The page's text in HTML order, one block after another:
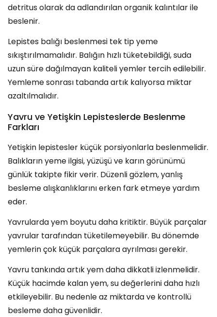
detritus olarak da adlandırılan organik kalıntılar ile
beslenir.
Lepistes balığı beslenmesi tek tip yeme
sıkıştırılmamalıdır. Balığın hızlı tüketebildiği, suda
uzun süre dağılmayan kaliteli yemler tercih edilebilir.
Yemleme sonrası tabanda artık kalıyorsa miktar
azaltılmalıdır.
Yavru ve Yetişkin Lepisteslerde Beslenme
Farkları
Yetişkin lepistesler küçük porsiyonlarla beslenmelidir.
Balıkların yeme ilgisi, yüzüşü ve karın görünümü
günlük takipte fikir verir. Düzenli gözlem, yanlış
besleme alışkanlıklarını erken fark etmeye yardım
eder.
Yavrularda yem boyutu daha kritiktir. Büyük parçalar
yavrular tarafından tüketilemeyebilir. Bu dönemde
yemlerin çok küçük parçalara ayrılması gerekir.
Yavru tankında artık yem daha dikkatli izlenmelidir.
Küçük hacimde kalan yem, su değerlerini daha hızlı
etkileyebilir. Bu nedenle az miktarda ve kontrollü
besleme daha güvenlidir.